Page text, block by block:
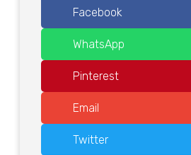
Facebook
WhatsApp
Pinterest
Email
Twitter